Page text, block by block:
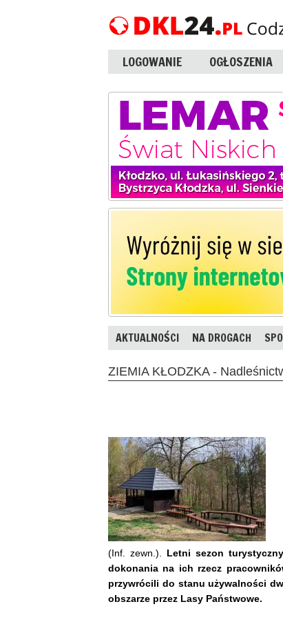
LOGOWANIE OGŁOSZENIA
AKTUALNOŚCI NA DROGACH
ZIEMIA KŁODZKA -
(Inf. zewn.). Letni sezon
dokonania na ich rzecz
przywrócili do stanu używalności
obszarze przez Lasy Państwowe.